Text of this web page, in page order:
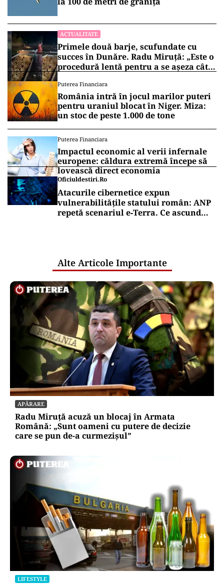
ACTUALITATE
Primele două barje, scufundate cu
succes în Dunăre. Radu Miruță: „Este o
procedură lentă pentru a se așeza cât
Puterea Financiara
România intră în jocul marilor puteri
pentru uraniul blocat în Niger. Miza:
un stoc de peste 1.000 de tone
Puterea Financiara
Impactul economic al verii infernale
europene: căldura extremă începe să
lovească direct economia
Oficiuldestiri.ro
Atacurile cibernetice expun
vulnerabilitățile statului român: ANP
repetă scenariul e‑Terra. Ce ascund
Alte Articole Importante
APĂRARE
Radu Miruță acuză un blocaj în Armata
Română: „Sunt oameni cu putere de decizie
care se pun de-a curmezișul”
LIFESTYLE